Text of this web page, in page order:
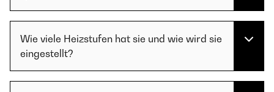
Wie viele Heizstufen hat sie und wie wird sie
eingestellt?